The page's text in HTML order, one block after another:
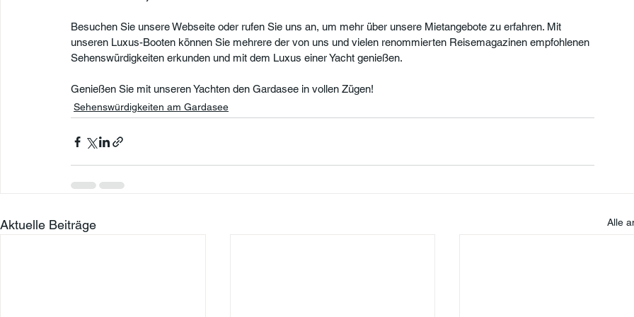
Besuchen Sie unsere Webseite oder rufen Sie uns an, um mehr über unsere Mietangebote zu erfahren. Mit
unseren Luxus-Booten können Sie mehrere der von uns und vielen renommierten Reisemagazinen empfohlenen
Sehenswürdigkeiten erkunden und mit dem Luxus einer Yacht genießen.
Genießen Sie mit unseren Yachten den Gardasee in vollen Zügen!
Sehenswürdigkeiten am Gardasee
Aktuelle Beiträge Alle